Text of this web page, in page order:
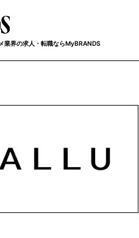
業界の求人・転職ならMyBRANDS